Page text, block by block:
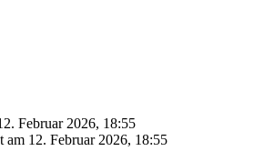
Februar 2026, 18:55
am 12. Februar 2026, 18:55